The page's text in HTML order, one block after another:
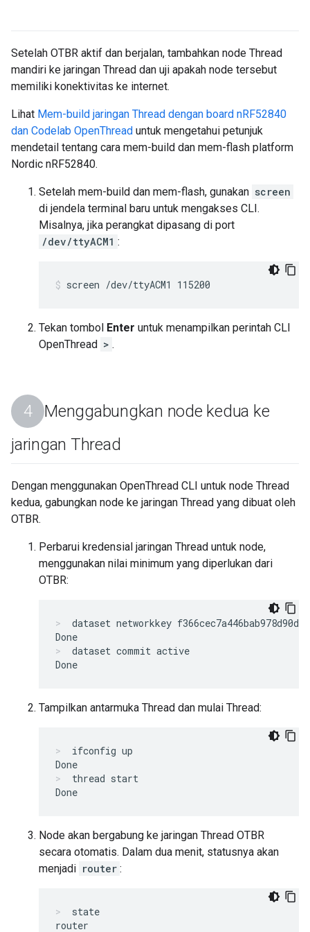
Setelah OTBR aktif dan berjalan, tambahkan node Thread
mandiri ke jaringan Thread dan uji apakah node tersebut
memiliki konektivitas ke internet.
Lihat Mem-build jaringan Thread dengan board nRF52840
dan Codelab OpenThread untuk mengetahui petunjuk
mendetail tentang cara mem-build dan mem-flash platform
Nordic nRF52840.
Setelah mem-build dan mem-flash, gunakan screen
di jendela terminal baru untuk mengakses CLI.
Misalnya, jika perangkat dipasang di port
/dev/ttyACM1 :
screen /dev/ttyACM1 115200
Tekan tombol Enter untuk menampilkan perintah CLI
OpenThread > .
Menggabungkan node kedua ke
jaringan Thread
Dengan menggunakan OpenThread CLI untuk node Thread
kedua, gabungkan node ke jaringan Thread yang dibuat oleh
OTBR.
Perbarui kredensial jaringan Thread untuk node,
menggunakan nilai minimum yang diperlukan dari
OTBR:
dataset networkkey
dataset commit active
Tampilkan antarmuka Thread dan mulai Thread:
ifconfig up
thread start
Node akan bergabung ke jaringan Thread OTBR
secara otomatis. Dalam dua menit, statusnya akan
menjadi router :
state